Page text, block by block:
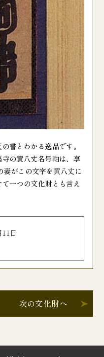
書とわかる逸品です。
の黄八丈名号軸は、享
がこの文字を黄八丈に
一つの文化財とも言え
日
次の文化財へ